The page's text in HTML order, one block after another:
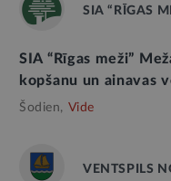
SIA “RĪGAS
SIA “Rīgas meži”
kopšanu un ainavas
Šodien, Vide
VENTSPILS